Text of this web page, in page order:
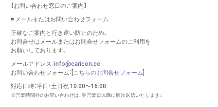
【お問い合わせ窓口のご案内】
◾️ メールまたはお問い合わせフォーム
正確なご案内と行き違い防止のため、
お問合せはメールまたはお問合せフォームのご利用を
お願いしております。
メールアドレス：info@caricon.co
お問い合わせフォーム：[こちらのお問合せフォーム]
対応日時：平日・土日祝 10:00〜16:00
※営業時間外のお問い合わせは、翌営業日以降に順次返信いたします。